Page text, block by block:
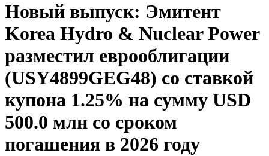
Новый выпуск: Эмитент
Korea Hydro & Nuclear Power
разместил еврооблигации
(USY4899GEG48) со ставкой
купона 1.25% на сумму USD
500.0 млн со сроком
погашения в 2026 году